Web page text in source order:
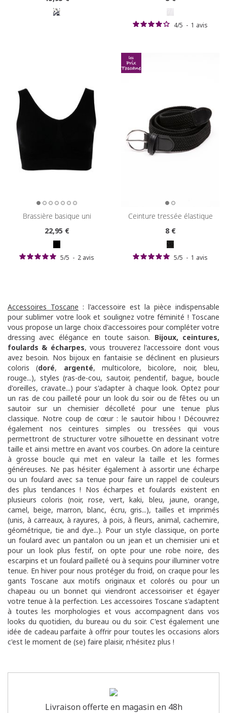
4/5 - 1 avis
brassière basique uni
22,95 €
5/5 - 2 avis
ceinture tressée élastique
8€
5/5 - 1 avis
Accessoires Toscane : l'accessoire est la pièce indispensable
pour sublimer votre look et soulignez votre féminité ! Toscane
vous propose un large choix d'accessoires pour compléter votre
dressing avec élégance en toute saison. Bijoux, ceintures,
foulards & écharpes, vous trouverez l'accessoire dont vous
avez besoin. Nos bijoux en fantaisie se déclinent en plusieurs
coloris (doré, argenté, multicolore, bicolore, noir, bleu,
rouge...), styles (ras-de-cou, sautoir, pendentif, bague, boucle
d'oreilles, cravate...) pour s'adapter à chaque look. Optez pour
un ras de cou pailleté pour un look du soir ou de fêtes ou un
sautoir sur un chemisier décolleté pour une tenue plus
classique. Notre coup de cœur : le sautoir hibou ! Découvrez
également nos ceintures simples ou tressées qui vous
permettront de structurer votre silhouette en dessinant votre
taille et ainsi mettre en avant vos courbes. On adore la ceinture
à grosse boucle qui met en valeur la taille et les formes
généreuses. Ne pas hésiter également à assortir une écharpe
ou un foulard avec sa tenue pour faire un rappel de couleurs
des plus tendances ! Nos écharpes et foulards existent en
plusieurs coloris (noir, rose, vert, kaki, bleu, jaune, orange,
camel, beige, marron, blanc, écru, gris...), tailles et imprimés
(unis, à carreaux, à rayures, à pois, à fleurs, animal, cachemire,
géométrique, tie and dye...). Pour un style classique, on porte
un foulard avec un pantalon ou un jean et un chemisier uni et
pour un look plus festif, on opte pour une robe noire, des
escarpins et un foulard pailleté ou à sequins pour illuminer votre
tenue. En hiver pour nous protéger du froid, on craque pour les
gants Toscane aux motifs originaux et colorés ou pour un
chapeau ou un bonnet qui viendront accessoiriser et égayer
votre tenue à la perfection. Les accessoires Toscane s'adaptent
à toutes les morphologies et vous accompagnent dans vos
looks du quotidien, du bureau ou du soir. C'est également une
idée de cadeau parfaite à offrir pour toutes les occasions alors
c'est le moment de (se) faire plaisir, n'hésitez plus !
Livraison offerte en magasin en 48h